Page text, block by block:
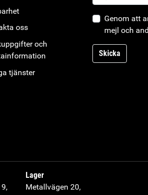
oss
och
tjänster
Genom att
mejl och
Skicka
Lager
Metallvägen 20,